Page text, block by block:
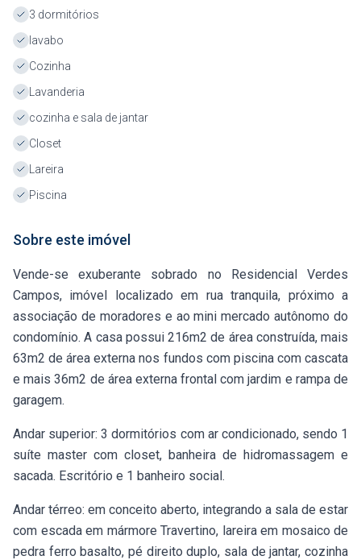
3 dormitórios
lavabo
Cozinha
Lavanderia
cozinha e sala de jantar
Closet
Lareira
Piscina
Sobre este imóvel
Vende-se exuberante sobrado no Residencial Verdes
Campos, imóvel localizado em rua tranquila, próximo a
associação de moradores e ao mini mercado autônomo do
condomínio. A casa possui 216m2 de área construída, mais
63m2 de área externa nos fundos com piscina com cascata
e mais 36m2 de área externa frontal com jardim e rampa de
garagem.
Andar superior: 3 dormitórios com ar condicionado, sendo 1
suíte master com closet, banheira de hidromassagem e
sacada. Escritório e 1 banheiro social.
Andar térreo: em conceito aberto, integrando a sala de estar
com escada em mármore Travertino, lareira em mosaico de
pedra ferro basalto, pé direito duplo, sala de jantar, cozinha